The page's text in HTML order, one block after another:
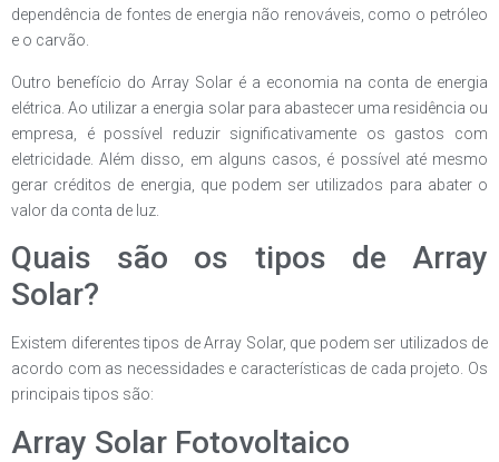
dependência de fontes de energia não renováveis, como o petróleo
e o carvão.
Outro benefício do Array Solar é a economia na conta de energia
elétrica. Ao utilizar a energia solar para abastecer uma residência ou
empresa, é possível reduzir significativamente os gastos com
eletricidade. Além disso, em alguns casos, é possível até mesmo
gerar créditos de energia, que podem ser utilizados para abater o
valor da conta de luz.
Quais são os tipos de Array
Solar?
Existem diferentes tipos de Array Solar, que podem ser utilizados de
acordo com as necessidades e características de cada projeto. Os
principais tipos são:
Array Solar Fotovoltaico